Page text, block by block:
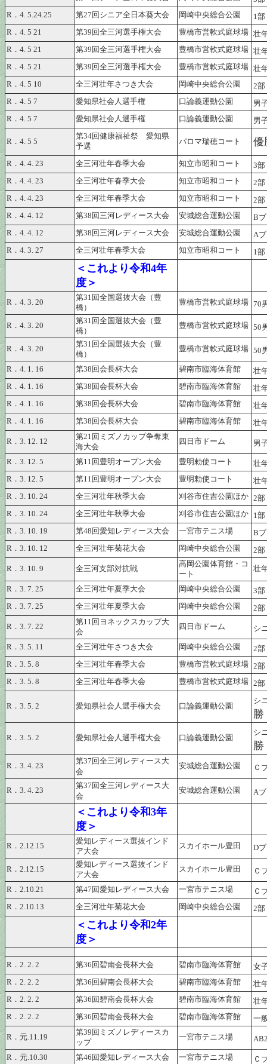
R．4. 5.24.25
第27回シニア全日本葵大会 岡崎中央総合公園
1
R．4. 5 21
第39回全三河選手権大会 豊橋市営軟式庭球場 壮
R．4. 5 21
第39回全三河選手権大会 豊橋市営軟式庭球場 壮
R．4. 5 21
第39回全三河選手権大会 豊橋市営軟式庭球場 壮
R．4. 5 10
全三河壮年さつき大会 岡崎中央総合公園
2
R．4. 5 7
愛知県社会人選手権 口論義運動公園
男
R．4. 5 7
愛知県社会人選手権 口論義運動公園 男
R．4. 5 5
第34回健康福祉祭 愛知県
予選
パロマ瑞穂コート 優
R．4. 4. 23 全三河壮年春季大会 知立市昭和コート
3
R．4. 4. 23
全三河壮年春季大会 知立市昭和コート
2
R．4. 4. 23
全三河壮年春季大会 知立市昭和コート
2
R．4. 4. 12
第38回三河レディース大会 安城総合運動公園
B
R．4. 4. 12
第38回三河レディース大会 安城総合運動公園
A
R．4. 3. 27
全三河壮年春季大会 知立市昭和コート 1
＜これより令和4年
度＞
R．4. 3. 20
第31回全国選抜大会（豊
橋）
豊橋市営軟式庭球場 70
R．4. 3. 20
第31回全国選抜大会（豊
橋）
豊橋市営軟式庭球場 50
R．4. 3. 20
第31回全国選抜大会（豊
橋）
豊橋市営軟式庭球場 50
R．4. 1. 16 第38回会長杯大会 碧南市臨海体育館
壮
R．4. 1. 16
第38回会長杯大会 碧南市臨海体育館
壮
R．4. 1. 16
第38回会長杯大会 碧南市臨海体育館
壮
R．4. 1. 16
第38回会長杯大会 碧南市臨海体育館 壮
R．3. 12. 12
第21回ミズノカップ争奪東
海大会
四日市ドーム 男
R．3. 12. 5 第11回豊明オープン大会 豊明勅使コート
壮
R．3. 12. 5
第11回豊明オープン大会 豊明勅使コート
壮
R．3. 10. 24
全三河壮年秋季大会 刈谷市住吉公園ほか 2
R．3. 10. 24
全三河壮年秋季大会 刈谷市住吉公園ほか
1
R．3. 10. 19
第48回愛知レディース大会 一宮市テニス場
B
R．3. 10. 12
全三河壮年菊花大会 岡崎中央総合公園 2
R．3. 10. 9 全三河支部対抗戦
高岡公園体育館・コ
ート
壮
R．3. 7. 25 全三河壮年夏季大会 岡崎中央総合公園
3
R．3. 7. 25
全三河壮年夏季大会 岡崎中央総合公園 2
R．3. 7. 22
第11回ヨネックスカップ大
会
四日市ドーム シ
R．3. 5. 11 全三河壮年さつき大会 岡崎中央総合公園
2
R．3. 5. 8
全三河壮年春季大会 豊橋市営軟式庭球場 2
R．3. 5. 8
全三河壮年春季大会 豊橋市営軟式庭球場 2
R．3. 5. 2 愛知県社会人選手権大会 口論義運動公園
シ
勝
R．3. 5. 2 愛知県社会人選手権大会 口論義運動公園
シ
勝
R．3. 4. 23
第37 回全三河レディース大
会
安城総合運動公園 Ｃ
R．3. 4. 23
第37 回全三河レディース大
会
安城総合運動公園 A
＜これより令和3年
度＞
R．2.12.15
愛知レディース選抜インド
ア大会
スカイホール豊田 D
R．2.12.15
愛知レディース選抜インド
ア大会
スカイホール豊田 Ｃ
R．2.10.21 第47回愛知レディース大会 一宮市テニス場
Ｃ
R．2.10.13
全三河壮年菊花大会 岡崎中央総合公園 2
＜これより令和2年
度＞
R．2. 2. 2 第36回碧南会長杯大会 碧南市臨海体育館
女
R．2. 2. 2
第36回碧南会長杯大会 碧南市臨海体育館
壮
R．2. 2. 2
第36回碧南会長杯大会 碧南市臨海体育館
壮
R．2. 2. 2
第36回碧南会長杯大会 碧南市臨海体育館 一
R．元.11.19
第39回ミズノレディースカ
ップ
一宮市テニス場
R．元.10.30 第46回愛知レディース大会 一宮市テニス場 Ｃ